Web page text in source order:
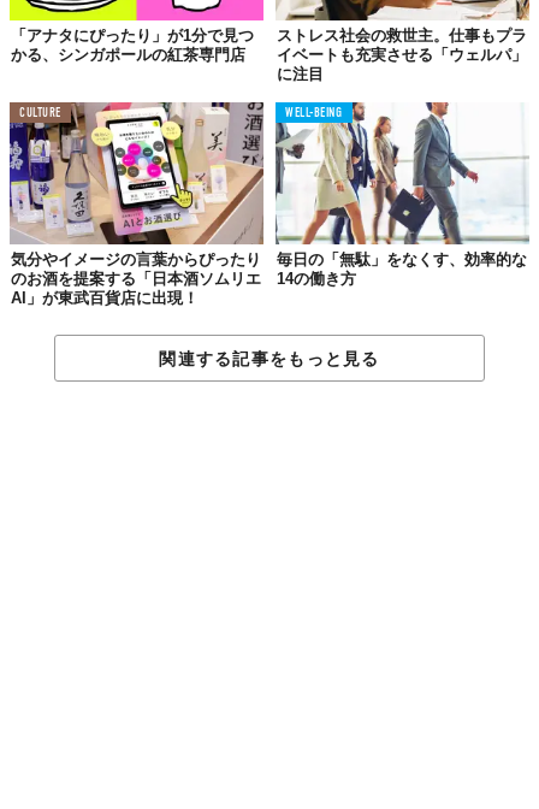
「アナタにぴったり」が1分で見つ
かる、シンガポールの紅茶専門店
ストレス社会の救世主。仕事もプラ
イベートも充実させる「ウェルパ」
に注目
CULTURE
気分やイメージの言葉からぴったり
のお酒を提案する「日本酒ソムリエ
AI」が東武百貨店に出現！
WELL-BEING
毎日の「無駄」をなくす、効率的な
14の働き方
関連する記事をもっと見る